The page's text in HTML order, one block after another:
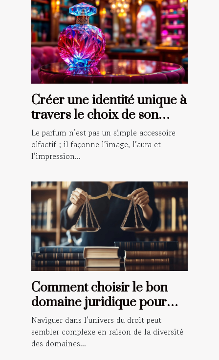
Créer une identité unique à
travers le choix de son
parfum
Le parfum n’est pas un simple accessoire
olfactif ; il façonne l’image, l’aura et
l’impression...
Comment choisir le bon
domaine juridique pour
votre situation ?
Naviguer dans l’univers du droit peut
sembler complexe en raison de la diversité
des domaines...